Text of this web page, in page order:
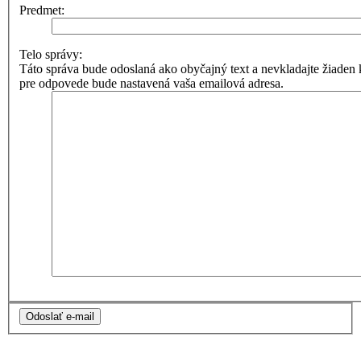
Predmet:
Telo správy:
Táto správa bude odoslaná ako obyčajný text a nevkladajte
pre odpovede bude nastavená vaša emailová adresa.